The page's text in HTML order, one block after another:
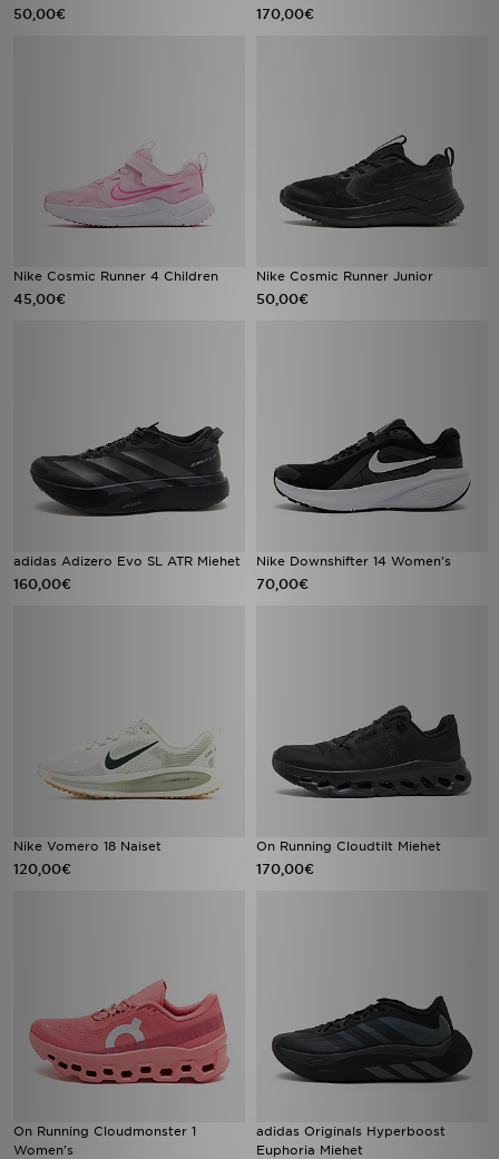
50,00€ 170,00€
Nike Cosmic Runner 4 Children
45,00€
Nike Cosmic Runner Junior
50,00€
adidas Adizero Evo SL ATR Miehet
160,00€
Nike Downshifter 14 Women's
70,00€
Nike Vomero 18 Naiset
120,00€
On Running Cloudtilt Miehet
170,00€
On Running Cloudmonster 1
Women's
adidas Originals Hyperboost
Euphoria Miehet